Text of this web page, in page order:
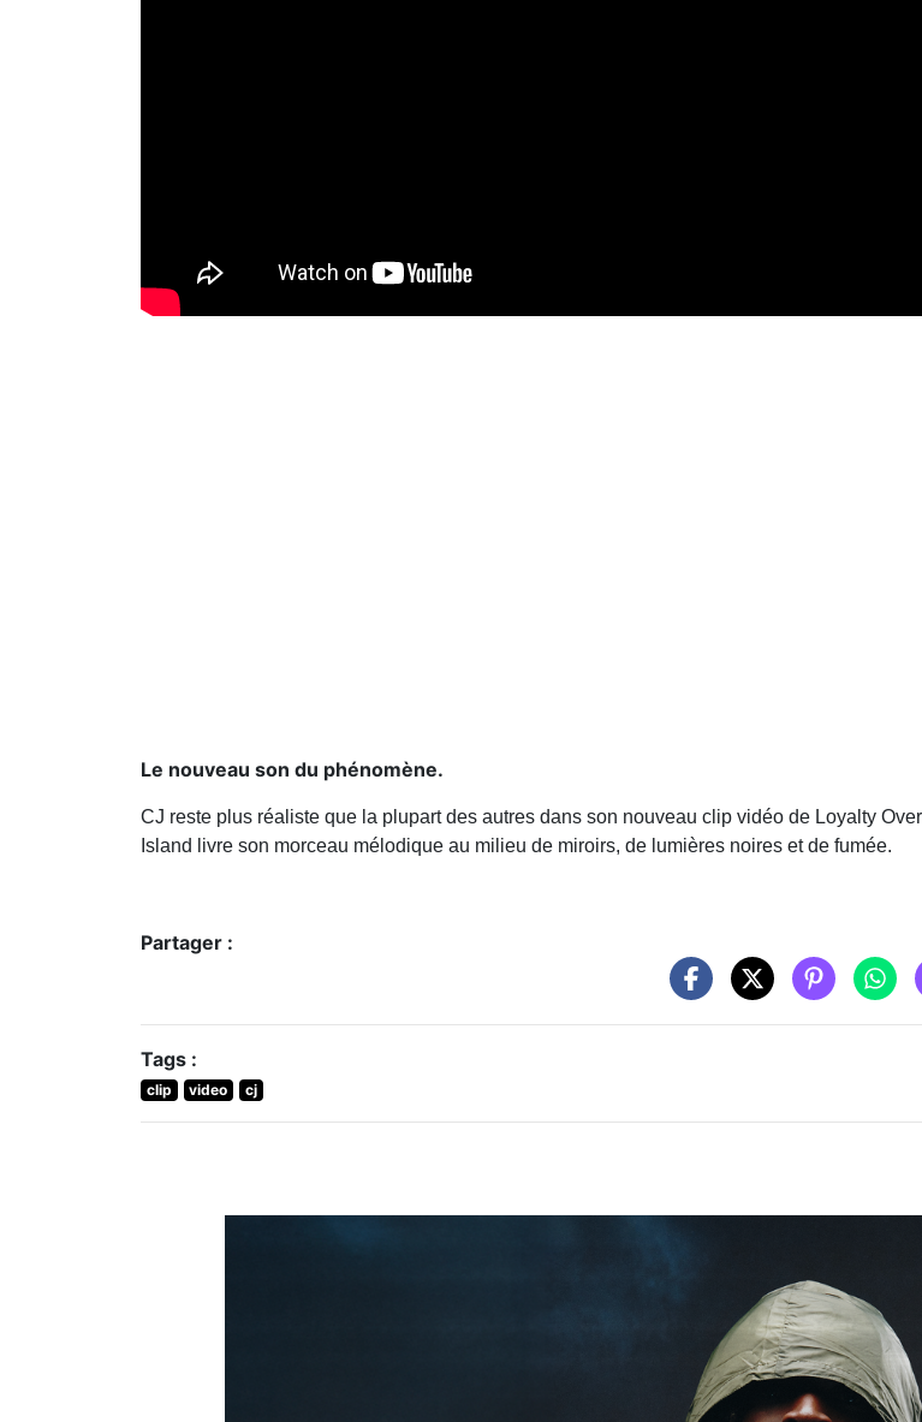
Le nouveau son du phénomène.
CJ reste plus réaliste que la plupart des autres dans son nouveau clip vidéo de Loyalty
Island livre son morceau mélodique au milieu de miroirs, de lumières noires et de fumée.
Partager :
Tags :
clip video cj